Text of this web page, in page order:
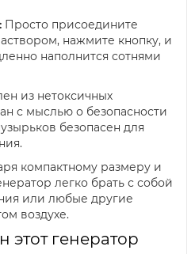
Просто присоедините
нажмите кнопку, и
наполнится сотнями
из нетоксичных
с мыслью о безопасности
безопасен для
компактному размеру и
легко брать с собой
или любые другие
воздухе.
этот генератор